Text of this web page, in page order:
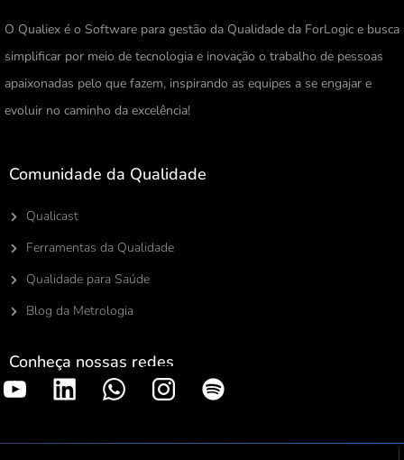
O Qualiex é o Software para gestão da Qualidade da ForLogic e busca
simplificar por meio de tecnologia e inovação o trabalho de pessoas
apaixonadas pelo que fazem, inspirando as equipes a se engajar e
evoluir no caminho da excelência!
Comunidade da Qualidade
Qualicast
Ferramentas da Qualidade
Qualidade para Saúde
Blog da Metrologia
Conheça nossas redes
S
o